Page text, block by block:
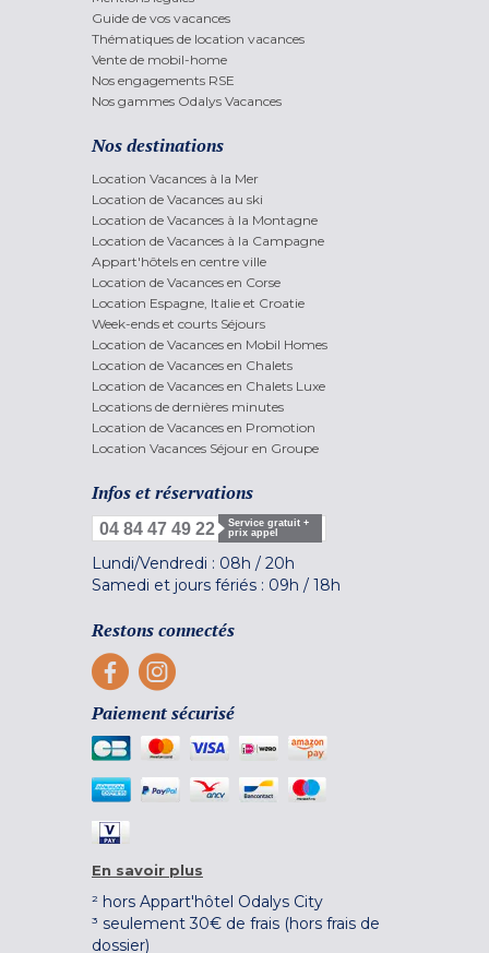
Guide de vos vacances
Thématiques de location vacances
Vente de mobil-home
Nos engagements RSE
Nos gammes Odalys Vacances
Nos destinations
Location Vacances à la Mer
Location de Vacances au ski
Location de Vacances à la Montagne
Location de Vacances à la Campagne
Appart'hôtels en centre ville
Location de Vacances en Corse
Location Espagne, Italie et Croatie
Week-ends et courts Séjours
Location de Vacances en Mobil Homes
Location de Vacances en Chalets
Location de Vacances en Chalets Luxe
Locations de dernières minutes
Location de Vacances en Promotion
Location Vacances Séjour en Groupe
Infos et réservations
04 84 47 49 22
Service gratuit +
prix appel
Lundi/Vendredi : 08h / 20h
Samedi et jours fériés : 09h / 18h
Restons connectés
Paiement sécurisé
En savoir plus
² hors Appart'hôtel Odalys City
³ seulement 30€ de frais (hors frais de
dossier)